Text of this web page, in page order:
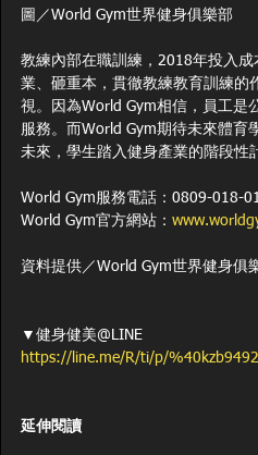
圖／World Gym世界健身俱樂部
教練內部在職訓練，2018年投入
業、砸重本，貫徹教練教育訓練的
視。因為World Gym相信，員工是
服務。而World Gym期待未來體
未來，學生踏入健身產業的階段性
World Gym服務電話：0809-018-
World Gym官方網站：
資料提供／World Gym世界健身俱
▼健身健美@LINE
https://line.me/R/ti/p/
延伸閱讀